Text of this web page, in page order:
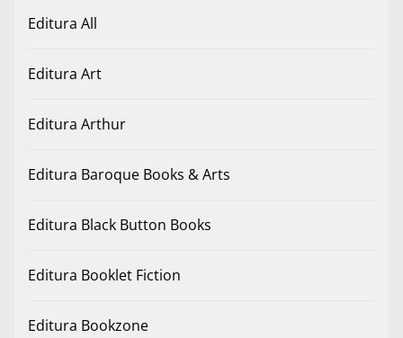
Editura All
Editura Art
Editura Arthur
Editura Baroque Books & Arts
Editura Black Button Books
Editura Booklet Fiction
Editura Bookzone